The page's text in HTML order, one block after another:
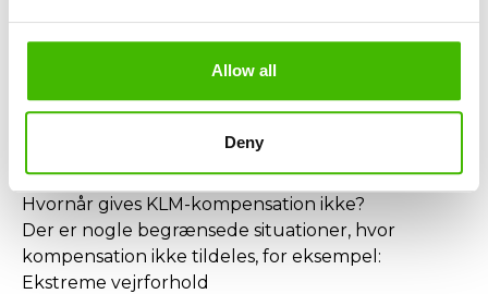
Allow all
Deny
Hvis en KLM-flyforsinkelse fik dig til at miste dit
forbindelsesfly, kan du kræve:
Kompensation for hele rejsen
Omdirigering til din endelige destination
Hvornår gives KLM-kompensation ikke?
Der er nogle begrænsede situationer, hvor
kompensation ikke tildeles, for eksempel:
Ekstreme vejrforhold